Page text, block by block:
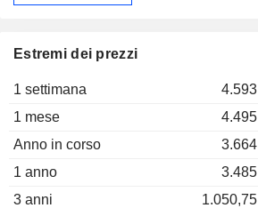
Estremi dei prezzi
1 settimana 4.593
1 mese
4.495
Anno in corso
3.664
1 anno
3.485
3 anni
1.050,75